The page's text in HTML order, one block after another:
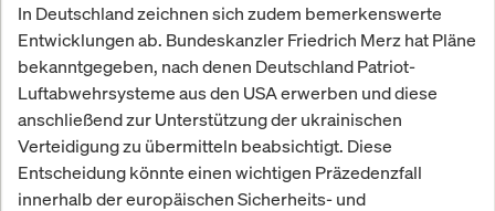
In Deutschland zeichnen sich zudem bemerkenswerte
Entwicklungen ab. Bundeskanzler Friedrich Merz hat Pläne
bekanntgegeben, nach denen Deutschland Patriot-
Luftabwehrsysteme aus den USA erwerben und diese
anschließend zur Unterstützung der ukrainischen
Verteidigung zu übermitteln beabsichtigt. Diese
Entscheidung könnte einen wichtigen Präzedenzfall
innerhalb der europäischen Sicherheits- und